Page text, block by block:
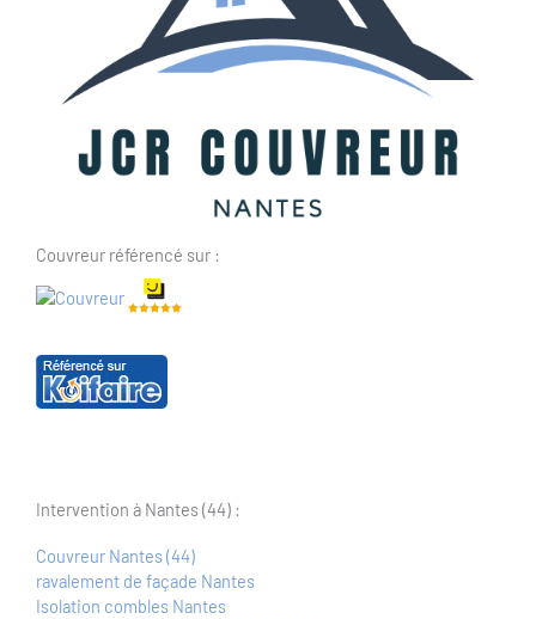
Couvreur référencé sur :
Intervention à Nantes (44) :
Couvreur Nantes (44)
ravalement de façade Nantes
Isolation combles Nantes